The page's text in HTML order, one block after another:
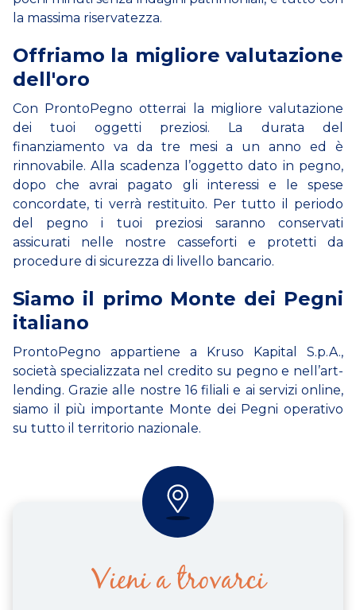
la massima riservatezza.
Offriamo la migliore valutazione
dell'oro
Con ProntoPegno otterrai la migliore valutazione
dei tuoi oggetti preziosi. La durata del
finanziamento va da tre mesi a un anno ed è
rinnovabile. Alla scadenza l’oggetto dato in pegno,
dopo che avrai pagato gli interessi e le spese
concordate, ti verrà restituito. Per tutto il periodo
del pegno i tuoi preziosi saranno conservati
assicurati nelle nostre casseforti e protetti da
procedure di sicurezza di livello bancario.
Siamo il primo Monte dei Pegni
italiano
ProntoPegno appartiene a Kruso Kapital S.p.A.,
società specializzata nel credito su pegno e nell’art-
lending. Grazie alle nostre 16 filiali e ai servizi online,
siamo il più importante Monte dei Pegni operativo
su tutto il territorio nazionale.
Vieni a trovarci